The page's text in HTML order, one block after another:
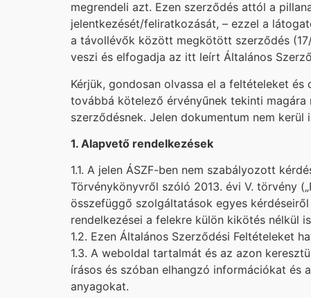
megrendeli azt. Ezen szerződés attól a
jelentkezését/feliratkozását, – ezzel a
a távollévők között megkötött szerződés
veszi és elfogadja az itt leírt Általános
Kérjük, gondosan olvassa el a feltételeket
továbbá kötelező érvényűnek tekinti
szerződésnek. Jelen dokumentum nem
1. Alapvető rendelkezések
1.1. A jelen ÁSZF-ben nem szabályozott
Törvénykönyvről szóló 2013. évi V. törvény
összefüggő szolgáltatások egyes
rendelkezései a felekre külön kikötés nélkül
1.2. Ezen Általános Szerződési Feltételeket
1.3. A weboldal tartalmát és az azon
írásos és szóban elhangzó információkat
anyagokat.